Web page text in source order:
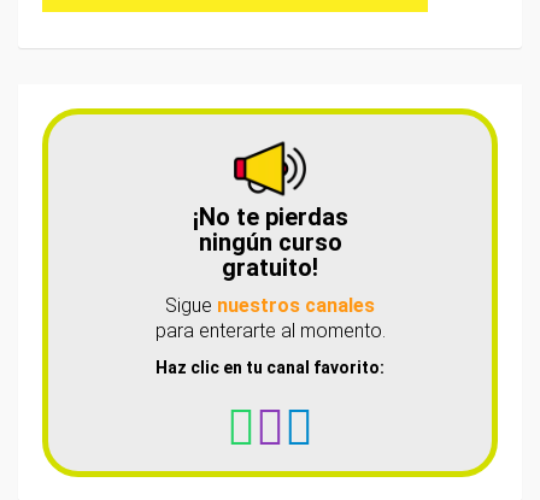
¡No te pierdas
ningún curso
gratuito!
Sigue nuestros canales
para enterarte al momento.
Haz clic en tu canal favorito: